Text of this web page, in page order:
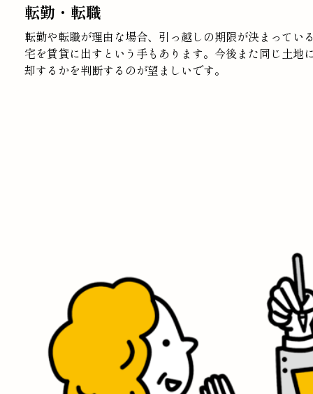
転勤・転職
転勤や転職が理由な場合、引っ越しの期限が決まって
宅を賃貸に出すという手もあります。今後また同じ土
却するかを判断するのが望ましいです。